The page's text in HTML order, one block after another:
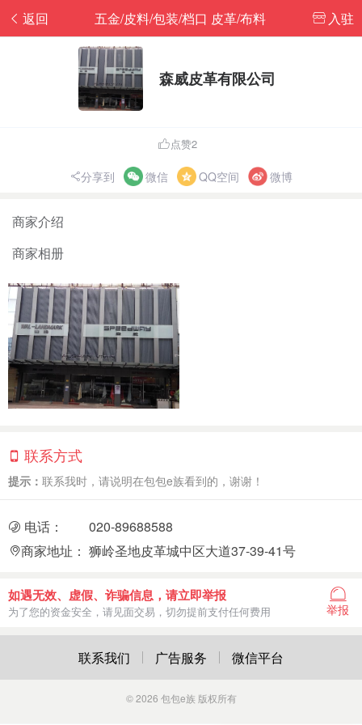
返回 入驻
五金/皮料/包装/档口 皮革/布料
森威皮革有限公司
点赞2
分享到 微信 QQ空间 微博
商家介绍
商家相册
联系方式
提示： 联系我时，请说明在包包e族看到的，谢谢！
电话：
020-89688588
商家地址： 狮岭圣地皮革城中区大道37-39-41号
如遇无效、虚假、诈骗信息，请立即举报
为了您的资金安全，请见面交易，切勿提前支付任何费用 举报
联系我们 广告服务 微信平台
© 2026 包包e族版权所有